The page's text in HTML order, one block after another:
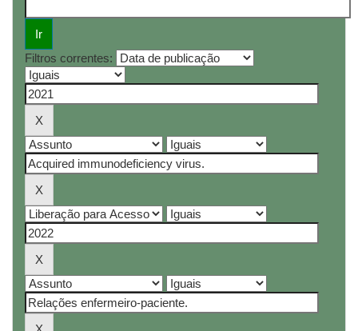
Filtros correntes: